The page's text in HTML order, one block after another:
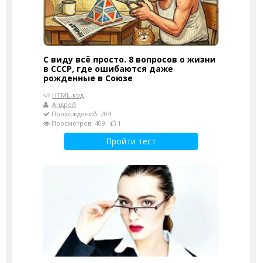
С виду всё просто. 8 вопросов о жизни
в СССР, где ошибаются даже
рожденные в Союзе
HTML-код
Андрей
Прохождений: 204
Просмотров: 409
1
Пройти тест